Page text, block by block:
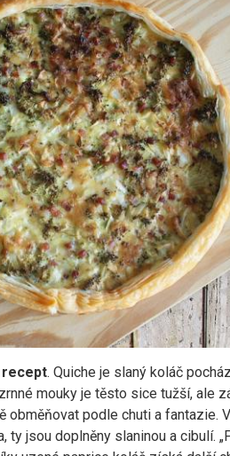
recept. Quiche je slaný koláč
mouky je těsto sice tužší, ale
obměňovat podle chuti a fantazie.
jsou doplněny slaninou a cibulí.